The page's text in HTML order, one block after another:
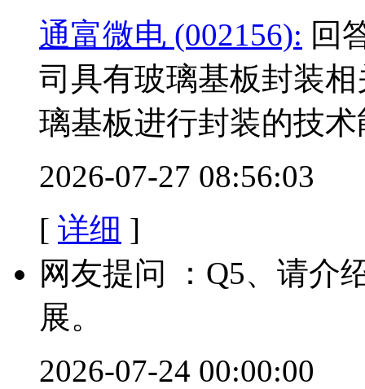
通富微电 (002156): 回
司具有玻璃基板封装
璃基板进行封装的技
2026-07-27 08:56:03
[ 详细 ]
网友提问 ：Q5、请介
展。
2026-07-24 00:00:00